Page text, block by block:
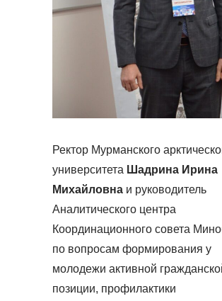
Ректор Мурманского
университета Шадрина Ирина
Михайловна и руководитель
Аналитического центра
Координационного совета
по вопросам формирования у
молодежи активной
позиции, профилактики